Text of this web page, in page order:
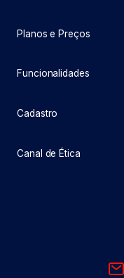
Planos e Preços
Funcionalidades
Cadastro
Canal de Ética